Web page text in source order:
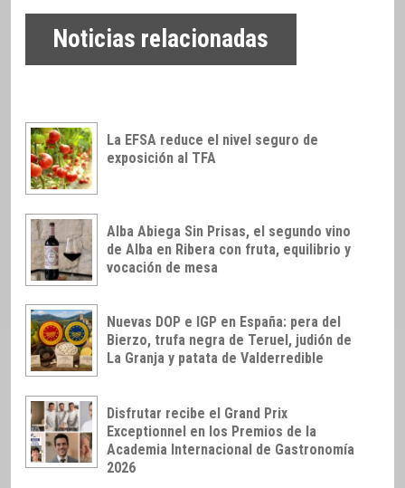
Noticias relacionadas
La EFSA reduce el nivel seguro de
exposición al TFA
Alba Abiega Sin Prisas, el segundo vino
de Alba en Ribera con fruta, equilibrio y
vocación de mesa
Nuevas DOP e IGP en España: pera del
Bierzo, trufa negra de Teruel, judión de
La Granja y patata de Valderredible
Disfrutar recibe el Grand Prix
Exceptionnel en los Premios de la
Academia Internacional de Gastronomía
2026